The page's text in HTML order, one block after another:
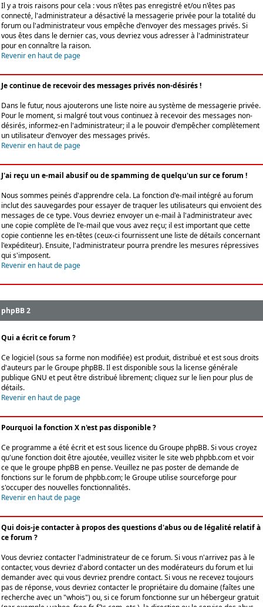
Il y a trois raisons pour cela : vous n'êtes pas enregistré et/ou n'êtes pas
connecté, l'administrateur a désactivé la messagerie privée pour la totalité du
forum ou l'administrateur vous empêche d'envoyer des messages privés. Si
vous êtes dans le dernier cas, vous devriez vous adresser à l'administrateur
pour en connaître la raison.
Revenir en haut de page
Je continue de recevoir des messages privés non-désirés !
Dans le futur, nous ajouterons une liste noire au système de messagerie privée.
Pour le moment, si malgré tout vous continuez à recevoir des messages non-
désirés, informez-en l'administrateur; il a le pouvoir d'empêcher complètement
un utilisateur d'envoyer des messages privés.
Revenir en haut de page
J'ai reçu un e-mail abusif ou de spamming de quelqu'un sur ce forum !
Nous sommes peinés d'apprendre cela. La fonction d'e-mail intégré au forum
inclut des sauvegardes pour essayer de traquer les utilisateurs qui envoient des
messages de ce type. Vous devriez envoyer un e-mail à l'administrateur avec
une copie complète de l'e-mail que vous avez reçu; il est important que cette
copie contienne les en-têtes (ceux-ci fournissent une liste de détails concernant
l'expéditeur). Ensuite, l'administrateur pourra prendre les mesures répressives
qui s'imposent.
Revenir en haut de page
phpBB 2
Qui a écrit ce forum ?
Ce logiciel (sous sa forme non modifiée) est produit, distribué et est sous droits
d'auteurs par leGroupe phpBB. Il est disponible sous la license générale
publique GNU et peut être distribué librement; cliquez sur le lien pour plus de
détails.
Revenir en haut de page
Pourquoi la fonction X n'est pas disponible ?
Ce programme a été écrit et est sous licence du Groupe phpBB. Si vous croyez
qu'une fonction doit être ajoutée, veuillez visiter le site web phpbb.com et voir
ce que le groupe phpBB en pense. Veuillez ne pas poster de demande de
fonctions sur le forum de phpbb.com; le Groupe utilise sourceforge pour
s'occuper des nouvelles fonctionnalités.
Revenir en haut de page
Qui dois-je contacter à propos des questions d'abus ou de légalité relatif à
ce forum ?
Vous devriez contacter l'administrateur de ce forum. Si vous n'arrivez pas à le
contacter, vous devriez d'abord contacter un des modérateurs du forum et lui
demander avec qui vous devriez prendre contact. Si vous ne recevez toujours
pas de réponse, vous devriez contacter le propriétaire du domaine (faîtes une
recherche avec un "whois") ou, si ce forum fonctionne sur un hébergeur gratuit